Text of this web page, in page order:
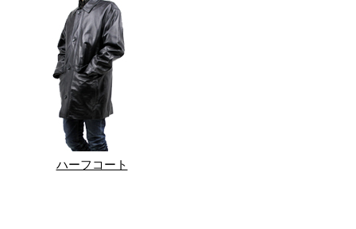
ハーフコート